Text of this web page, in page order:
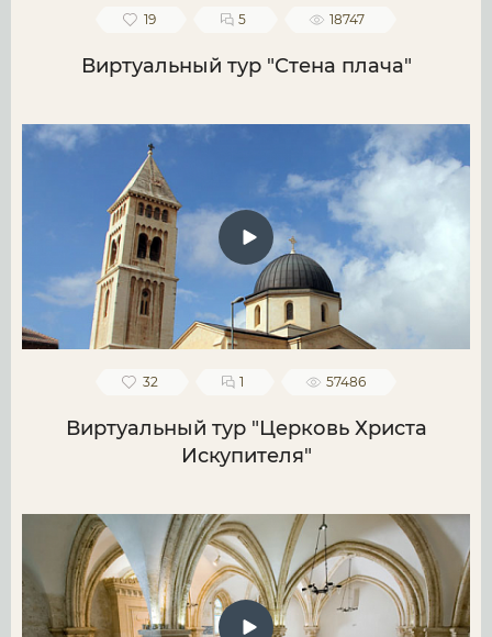
19 5 18747
Виртуальный тур "Стена плача"
32 1 57486
Виртуальный тур "Церковь Христа
Искупителя"